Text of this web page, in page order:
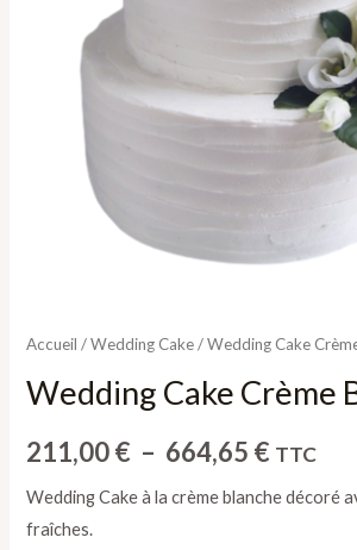
Accueil /Wedding Cake/ Wedding Cake
Wedding Cake Crème
211,00€ – 664,65 € TTC
Wedding Cake à la crème blanche décoré
fraîches.